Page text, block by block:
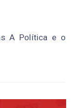
A Política e o